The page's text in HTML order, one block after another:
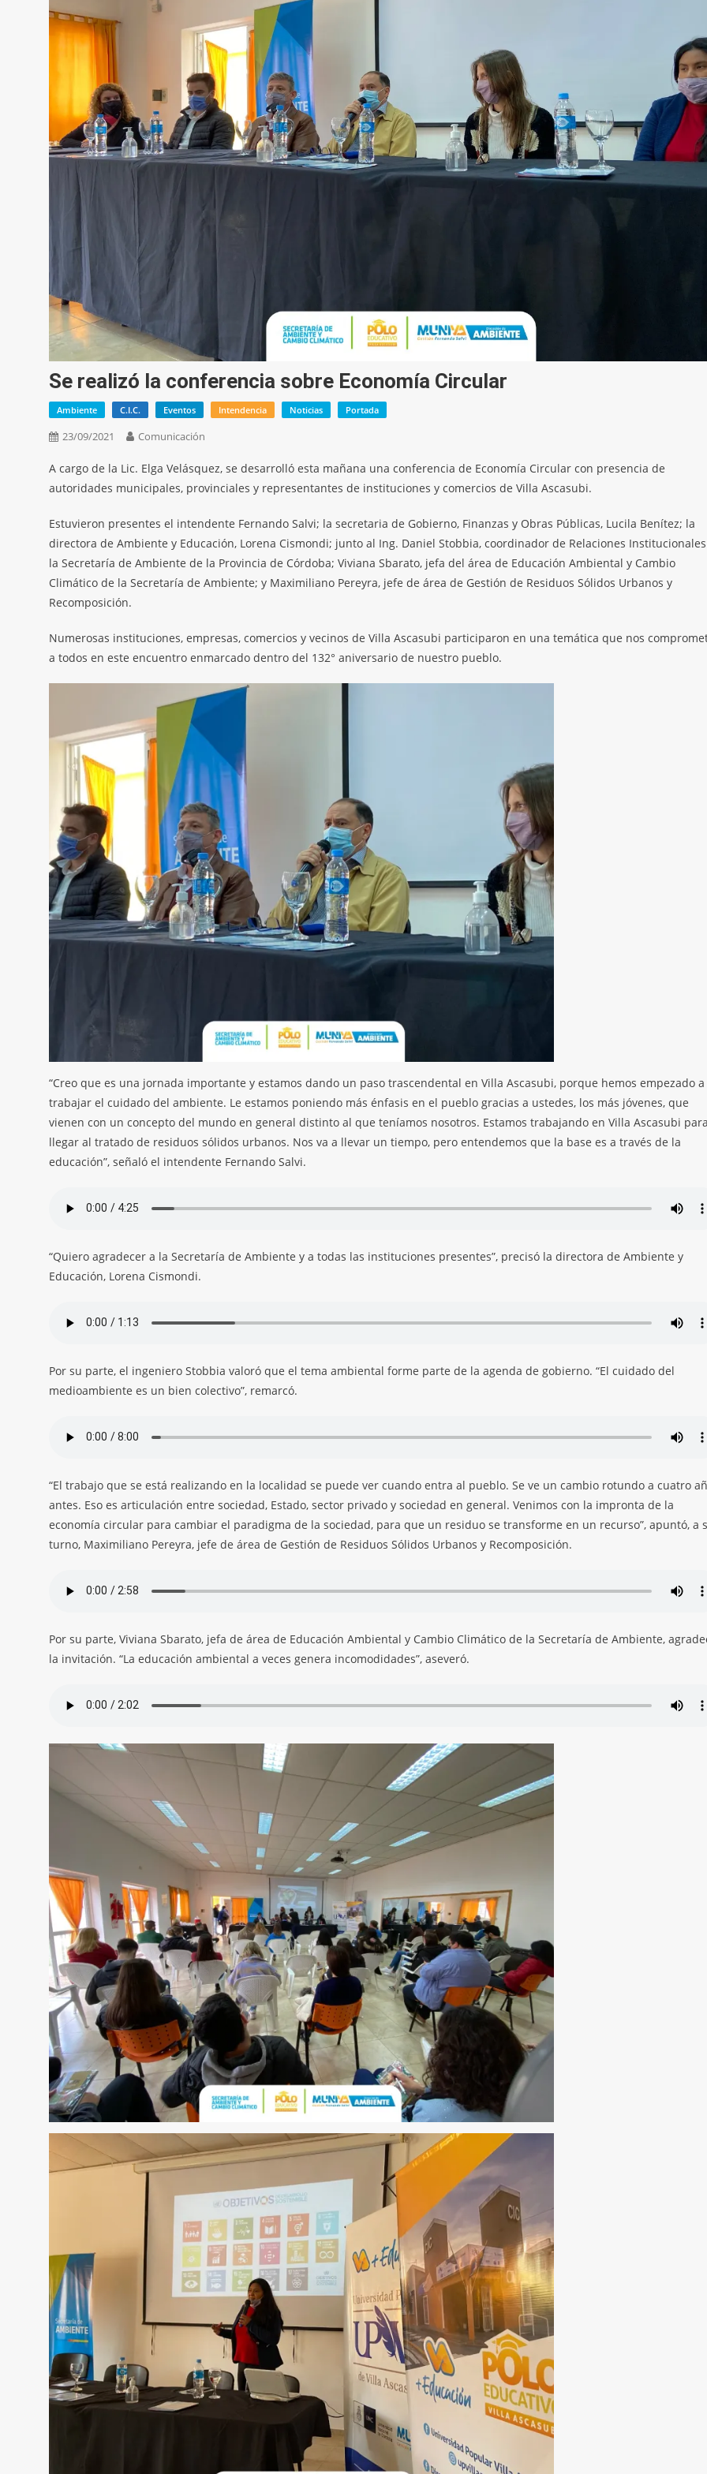
Se realizó la conferencia sobre Economía Circular
Ambiente C.I.C. Eventos Intendencia Noticias Portada
23/09/2021 Comunicación
A cargo de la Lic. Elga Velásquez, se desarrolló esta mañana una conferencia de Economía Circular con presencia de
autoridades municipales, provinciales y representantes de instituciones y comercios de Villa Ascasubi.
Estuvieron presentes el intendente Fernando Salvi; la secretaria de Gobierno, Finanzas y Obras Públicas, Lucila Benítez; la
directora de Ambiente y Educación, Lorena Cismondi; junto al Ing. Daniel Stobbia, coordinador de Relaciones
la Secretaría de Ambiente de la Provincia de Córdoba; Viviana Sbarato, jefa del área de Educación Ambiental y Cambio
Climático de la Secretaría de Ambiente; y Maximiliano Pereyra, jefe de área de Gestión de Residuos Sólidos Urbanos y
Recomposición.
Numerosas instituciones, empresas, comercios y vecinos de Villa Ascasubi participaron en una temática que nos
a todos en este encuentro enmarcado dentro del 132° aniversario de nuestro pueblo.
“Creo que es una jornada importante y estamos dando un paso trascendental en Villa Ascasubi, porque hemos empezado a
trabajar el cuidado del ambiente. Le estamos poniendo más énfasis en el pueblo gracias a ustedes, los más jóvenes, que
vienen con un concepto del mundo en general distinto al que teníamos nosotros. Estamos trabajando en Villa Ascasubi
llegar al tratado de residuos sólidos urbanos. Nos va a llevar un tiempo, pero entendemos que la base es a través de la
educación”, señaló el intendente Fernando Salvi.
“Quiero agradecer a la Secretaría de Ambiente y a todas las instituciones presentes”, precisó la directora de Ambiente y
Educación, Lorena Cismondi.
Por su parte, el ingeniero Stobbia valoró que el tema ambiental forme parte de la agenda de gobierno. “El cuidado del
medioambiente es un bien colectivo”, remarcó.
“El trabajo que se está realizando en la localidad se puede ver cuando entra al pueblo. Se ve un cambio rotundo a cuatro
antes. Eso es articulación entre sociedad, Estado, sector privado y sociedad en general. Venimos con la impronta de la
economía circular para cambiar el paradigma de la sociedad, para que un residuo se transforme en un recurso”, apuntó, a
turno, Maximiliano Pereyra, jefe de área de Gestión de Residuos Sólidos Urbanos y Recomposición.
Por su parte, Viviana Sbarato, jefa de área de Educación Ambiental y Cambio Climático de la Secretaría de Ambiente,
la invitación. “La educación ambiental a veces genera incomodidades”, aseveró.